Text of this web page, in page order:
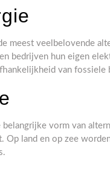
meest veelbelovende
bedrijven hun eigen
van
belangrijke vorm van
land en op zee